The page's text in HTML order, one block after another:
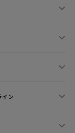
イン